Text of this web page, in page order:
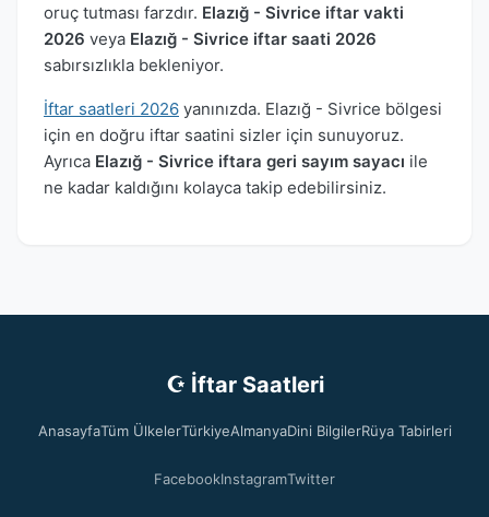
oruç tutması farzdır. Elazığ - Sivrice iftar vakti
2026 veya Elazığ - Sivrice iftar saati 2026
sabırsızlıkla bekleniyor.
İftar saatleri 2026 yanınızda. Elazığ - Sivrice bölgesi
için en doğru iftar saatini sizler için sunuyoruz.
Ayrıca Elazığ - Sivrice iftara geri sayım sayacı ile
ne kadar kaldığını kolayca takip edebilirsiniz.
☪ İftar Saatleri
AnasayfaTüm ÜlkelerTürkiyeAlmanyaDini BilgilerRüya Tabirleri
FacebookInstagramTwitter